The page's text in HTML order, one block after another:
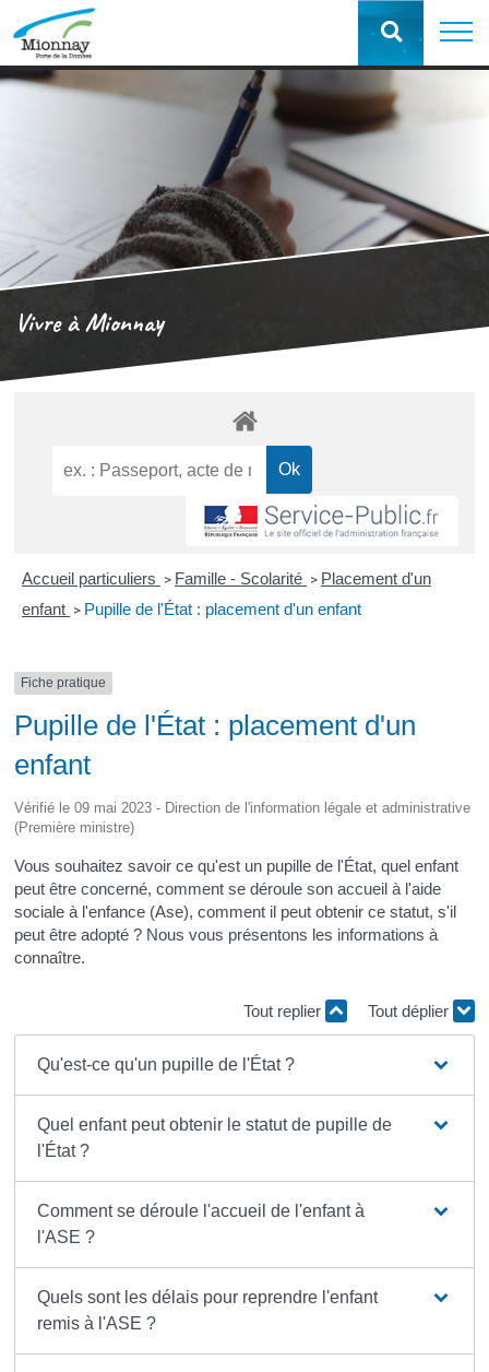
Vivre à Mionnay
Accueil particuliers > Famille - Scolarité > Placement d'un
enfant > Pupille de l'État : placement d'un enfant
Fiche pratique
Pupille de l'État : placement d'un
enfant
Vérifié le 09 mai 2023 - Direction de l'information légale et administrative
(Première ministre)
Vous souhaitez savoir ce qu'est un pupille de l'État, quel enfant
peut être concerné, comment se déroule son accueil à l'aide
sociale à l'enfance (Ase), comment il peut obtenir ce statut, s'il
peut être adopté ? Nous vous présentons les informations à
connaître.
Tout replier Tout déplier
Qu'est-ce qu'un pupille de l'État ?
Quel enfant peut obtenir le statut de pupille de
l'État ?
Comment se déroule l'accueil de l'enfant à
l'ASE ?
Quels sont les délais pour reprendre l'enfant
remis à l'ASE ?